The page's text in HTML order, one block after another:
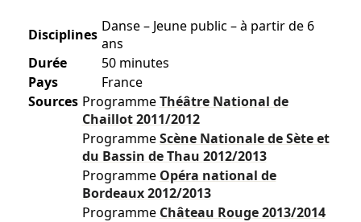
Disciplines Danse – Jeune public – à partir de 6
ans
Durée
50 minutes
Pays
France
Sources ProgrammeThéâtre National de
Chaillot2011/2012
ProgrammeScène Nationale de Sète et
du Bassin de Thau 2012/2013
Programme Opéra national de
Bordeaux2012/2013
Programme Château Rouge2013/2014